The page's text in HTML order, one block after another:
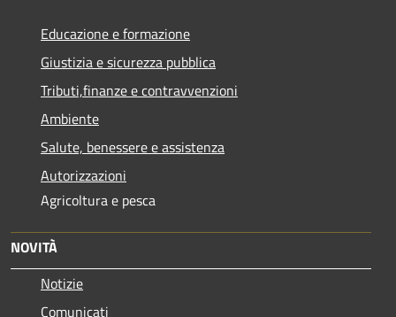
Educazione e formazione
Giustizia e sicurezza pubblica
Tributi,finanze e contravvenzioni
Ambiente
Salute, benessere e assistenza
Autorizzazioni
Agricoltura e pesca
NOVITÀ
Notizie
Comunicati